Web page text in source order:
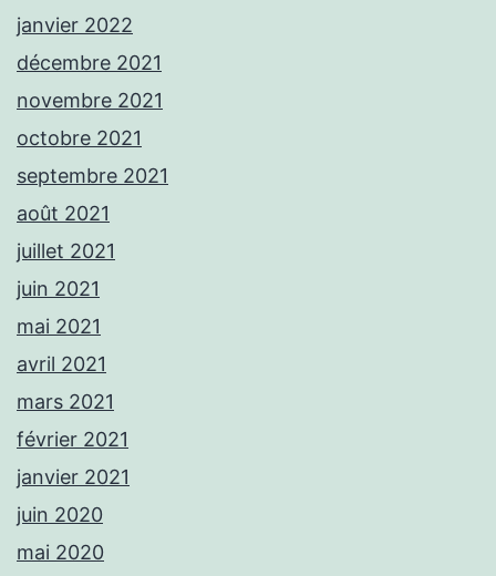
janvier 2022
décembre 2021
novembre 2021
octobre 2021
septembre 2021
août 2021
juillet 2021
juin 2021
mai 2021
avril 2021
mars 2021
février 2021
janvier 2021
juin 2020
mai 2020